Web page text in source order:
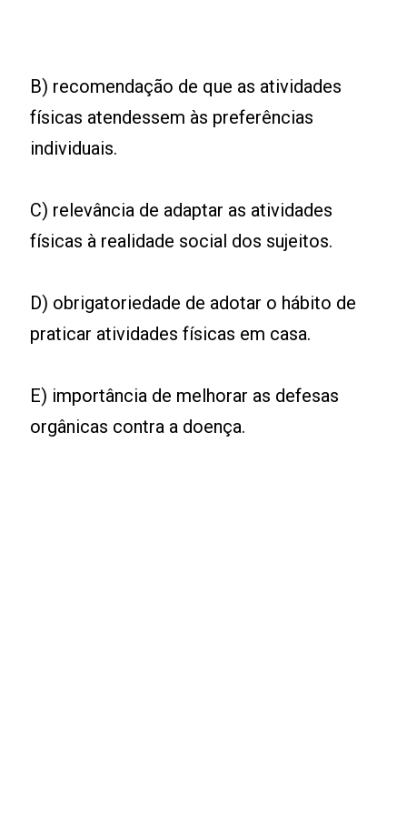
B) recomendação de que as atividades
físicas atendessem às preferências
individuais.
C) relevância de adaptar as atividades
físicas à realidade social dos sujeitos.
D) obrigatoriedade de adotar o hábito de
praticar atividades físicas em casa.
E) importância de melhorar as defesas
orgânicas contra a doença.